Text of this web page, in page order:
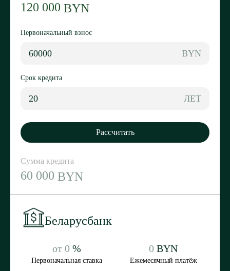
120 000 BYN
Первоначальный взнос
BYN
Срок кредита
ЛЕТ
Рассчитать
Сумма кредита
60 000 BYN
Беларусбанк
от 0%
Первоначальная ставка
0 BYN
Ежемесячный платёж